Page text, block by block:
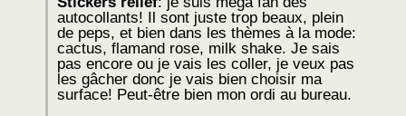
autocollants! Il sont juste trop beaux, plein
de peps, et bien dans les thèmes à la mode:
cactus, flamand rose, milk shake. Je sais
pas encore ou je vais les coller, je veux pas
les gâcher donc je vais bien choisir ma
surface! Peut-être bien mon ordi au bureau.